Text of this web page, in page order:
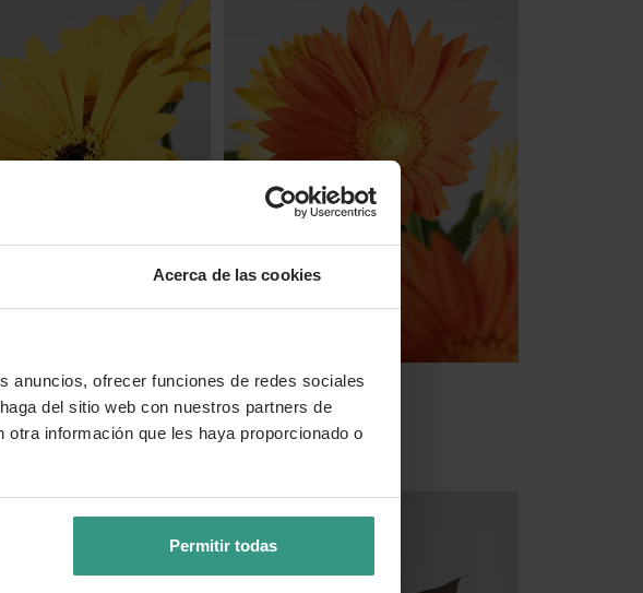
Acerca de las cookies
anuncios, ofrecer funciones de redes sociales
del sitio web con nuestros partners de
información que les haya proporcionado o
Permitir todas
Gerbera naranja
6,99 €
(5)
Colores variados